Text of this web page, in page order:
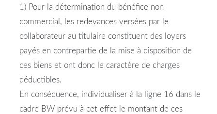
1) Pour la détermination du bénéfice non
commercial, les redevances versées par le
collaborateur au titulaire constituent des loyers
payés en contrepartie de la mise à disposition de
ces biens et ont donc le caractère de charges
déductibles.
En conséquence, individualiser à la ligne 16 dans le
cadre BW prévu à cet effet le montant de ces